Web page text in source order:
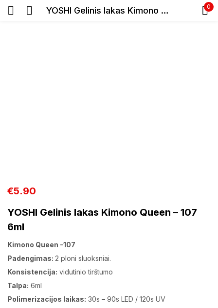
YOSHI Gelinis lakas Kimono Queen – 107 6ml 0
€5.90
YOSHI Gelinis lakas Kimono Queen – 107
6ml
Kimono Queen -107
Padengimas: 2 ploni sluoksniai.
Konsistencija: vidutinio tirštumo
Talpa: 6ml
Polimerizacijos laikas: 30s – 90s LED / 120s UV